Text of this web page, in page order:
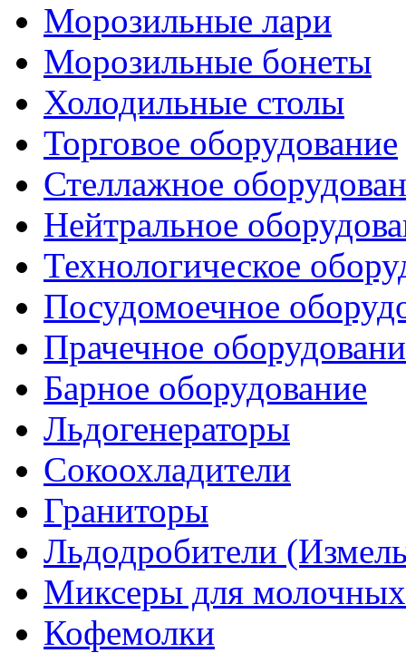
Морозильные лари
Морозильные бонеты
Холодильные столы
Торговое оборудование
Стеллажное
Нейтральное
Технологическое
Посудомоечное
Прачечное
Барное оборудование
Льдогенераторы
Сокоохладители
Граниторы
Льдодробители
Миксеры для молочных
Кофемолки